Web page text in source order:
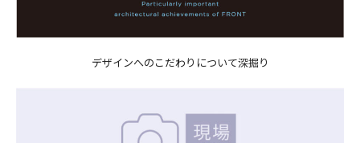
デザインへのこだわりについて深掘り